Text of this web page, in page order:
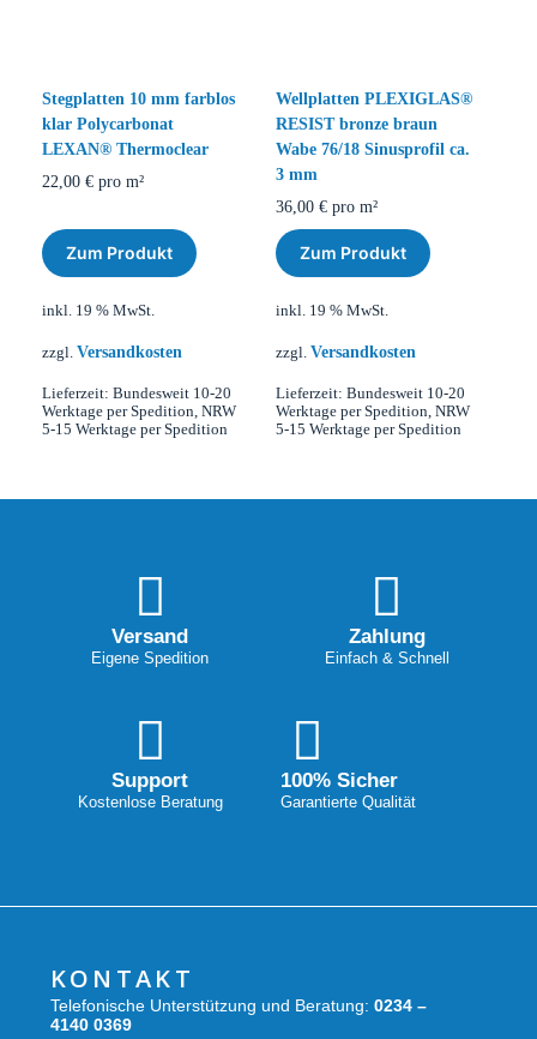
Stegplatten 10 mm farblos
klar Polycarbonat
LEXAN® Thermoclear
22,00 € pro m²
Zum Produkt
inkl. 19 % MwSt.
zzgl. Versandkosten
Lieferzeit: Bundesweit 10-20
Werktage per Spedition, NRW
5-15 Werktage per Spedition
Wellplatten PLEXIGLAS®
RESIST bronze braun
Wabe 76/18 Sinusprofil ca.
3 mm
36,00 €pro m²
Zum Produkt
inkl. 19 % MwSt.
zzgl. Versandkosten
Lieferzeit: Bundesweit 10-20
Werktage per Spedition, NRW
5-15 Werktage per Spedition
Versand
Eigene Spedition
Zahlung
Einfach & Schnell
Support
Kostenlose Beratung
100% Sicher
Garantierte Qualität
KONTAKT
Telefonische Unterstützung und Beratung: 0234 –
4140 0369